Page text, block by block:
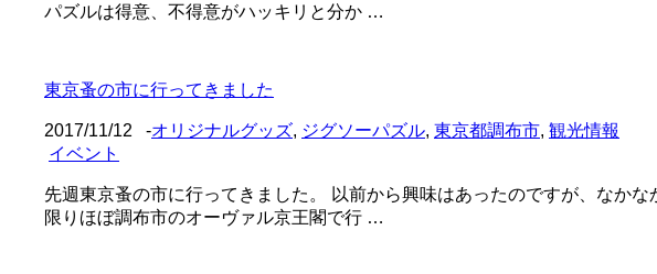
パズルは得意、不得意がハッキリと分か …
東京蚤の市に行ってきました
2017/11/12 -オリジナルグッズ, ジグソーパズル, 東京都調布市, 観光情報
イベント
先週東京蚤の市に行ってきました。 以前から興味はあったのですが、なか
限りほぼ調布市のオーヴァル京王閣で行 …